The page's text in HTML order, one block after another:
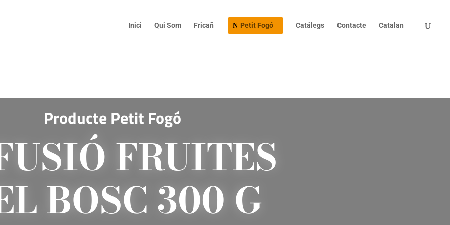
Inici Qui Som Fricañ Petit Fogó Catálegs Contacte Catalan
Producte Petit Fogó
FRUITES
BOSC 300 G